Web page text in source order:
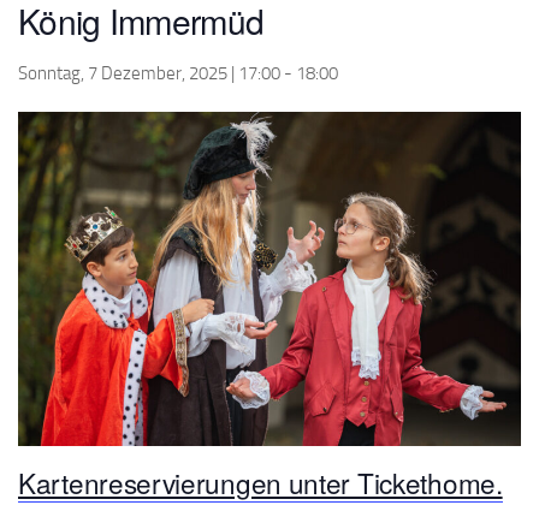
König Immermüd
Sonntag, 7 Dezember, 2025 | 17:00 - 18:00
Kartenreservierungen unter Tickethome.